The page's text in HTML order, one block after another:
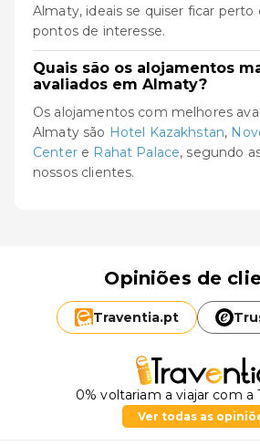
Almaty, ideais se quiser ficar perto
pontos de interesse.
Quais são os alojamentos
avaliados em Almaty?
Os alojamentos com melhores
Almaty são Hotel Kazakhstan,
Centere Rahat Palace, segundo
nossos clientes.
Opiniões de
Traventia.pt
0% voltariam a viajar com a
Ver todas as